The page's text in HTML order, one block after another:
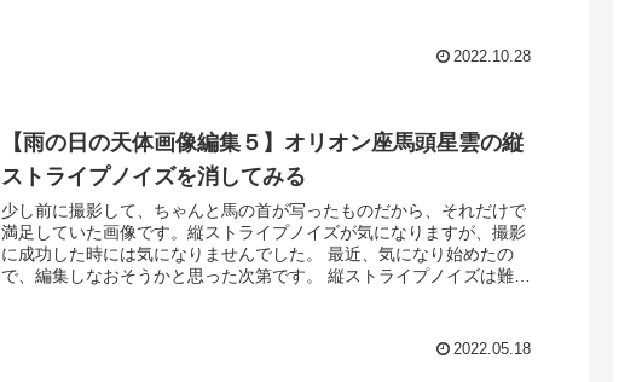
2022.10.28
【雨の日の天体画像編集５】オリオン座馬頭星雲の縦
ストライプノイズを消してみる
少し前に撮影して、ちゃんと馬の首が写ったものだから、それだけで
満足していた画像です。縦ストライプノイズが気になりますが、撮影
に成功した時には気になりませんでした。 最近、気になり始めたの
で、編集しなおそうかと思った次第です。 縦ストライプノイズは難敵
2022.05.18